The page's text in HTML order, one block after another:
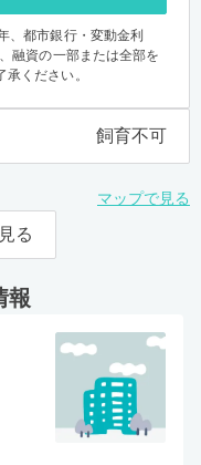
、都市銀行・変動金利
融資の一部または全部を
ください。
飼育不可
マップで見る
る
報